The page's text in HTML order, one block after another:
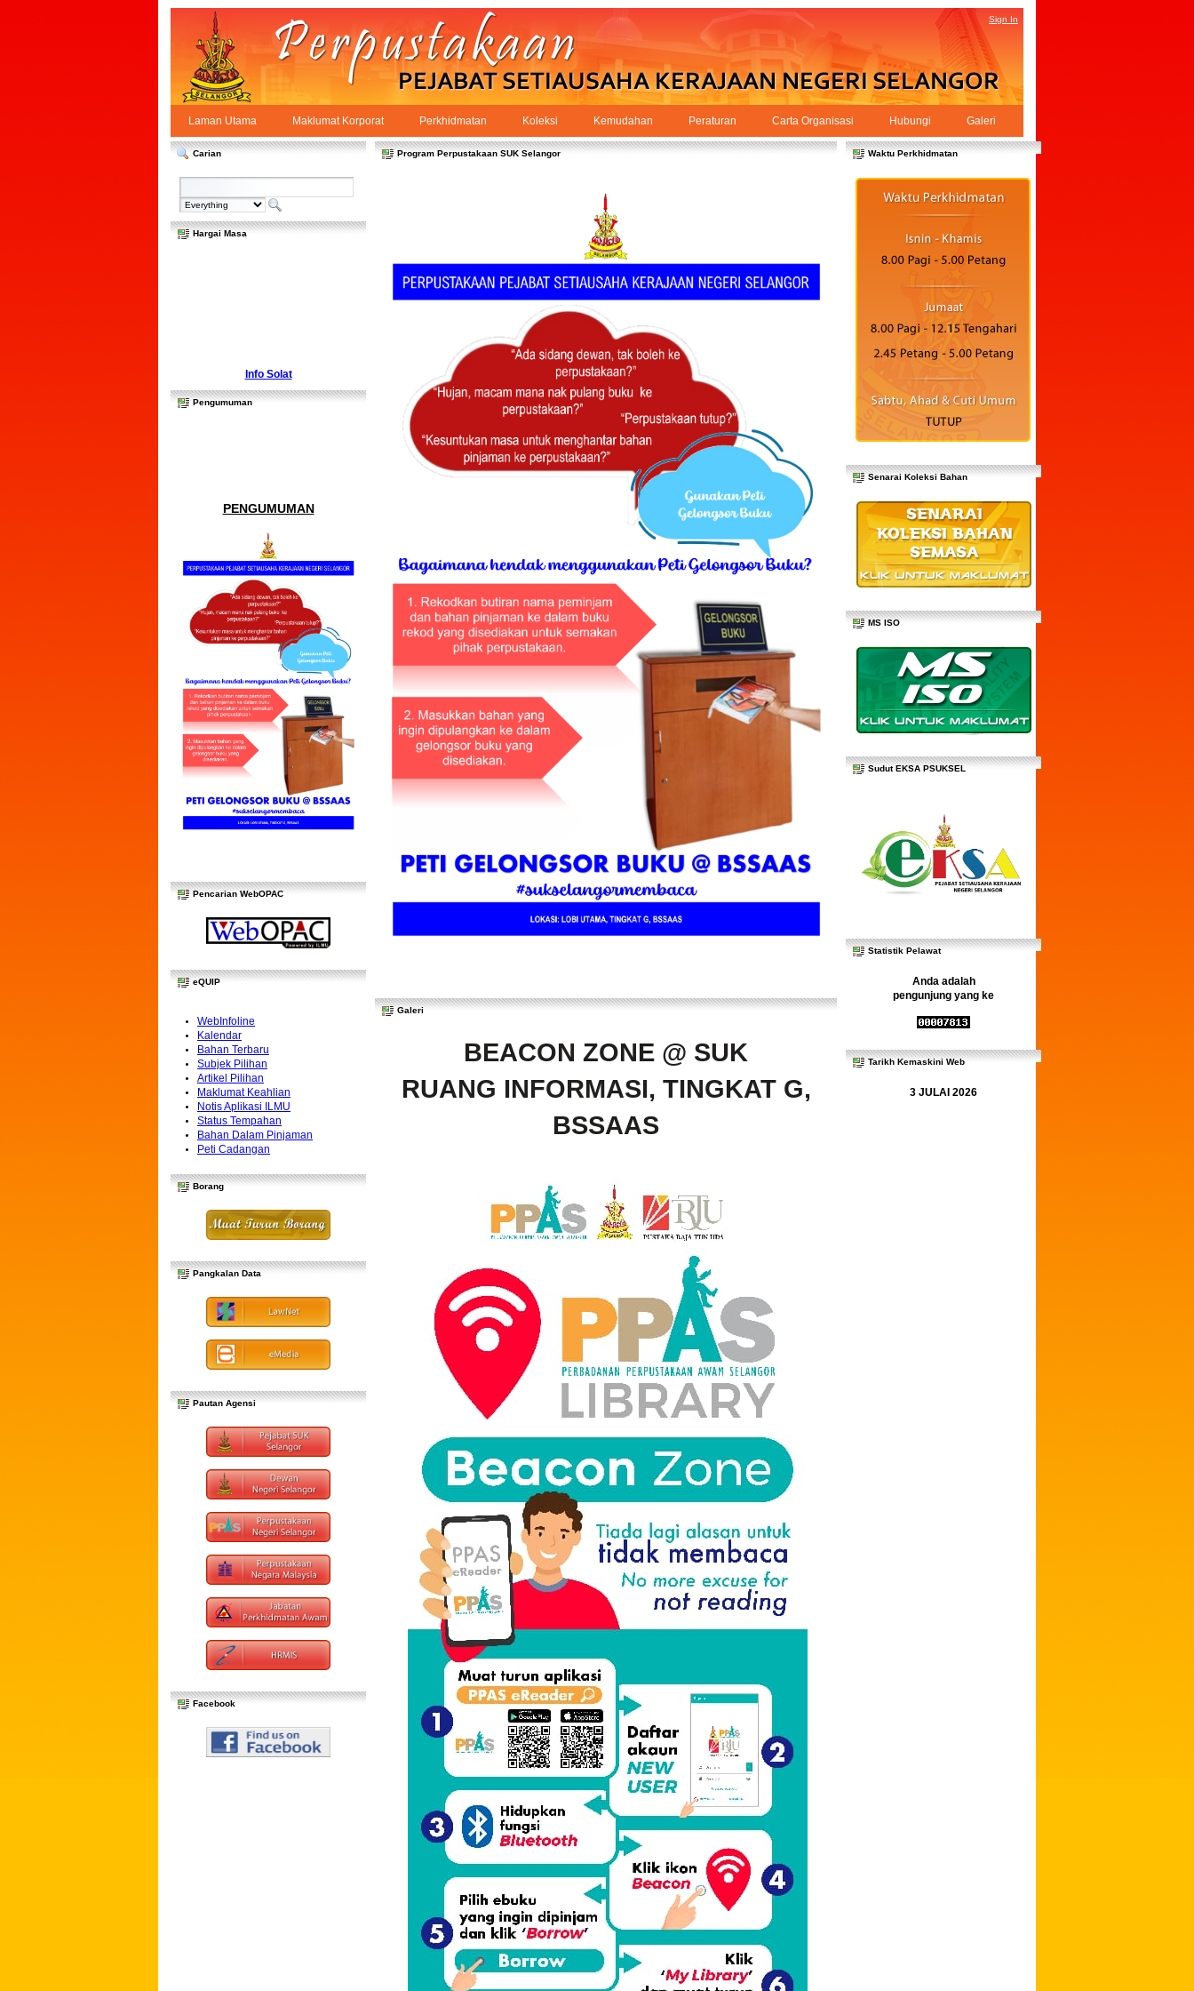
Skip to Content
PPSUKSEL
Laman Utama
Sign In
Laman Utama Maklumat Korporat Perkhidmatan Koleksi Kemudahan Peraturan Carta Organisasi Hubungi Galeri
Carian
Hargai Masa
Info Solat
Pengumuman
Pencarian WebOPAC
eQUIP
WebInfoline
Kalendar
Bahan Terbaru
Subjek Pilihan
Artikel Pilihan
Maklumat Keahlian
Notis Aplikasi ILMU
Status Tempahan
Bahan Dalam Pinjaman
Peti Cadangan
Borang
Pangkalan Data
Pautan Agensi
Facebook
Program Perpustakaan SUK Selangor
Galeri
BEACON ZONE @ SUK
RUANG INFORMASI, TINGKAT G,
BSSAAS
Waktu Perkhidmatan
Senarai Koleksi Bahan
MS ISO
Sudut EKSA PSUKSEL
Statistik Pelawat
Anda adalah
pengunjung yang ke
Tarikh Kemaskini Web
3 JULAI 2026